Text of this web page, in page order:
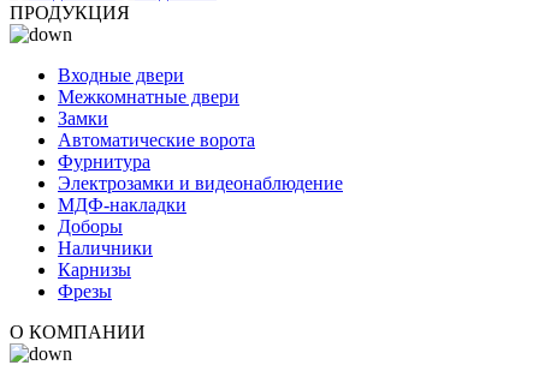
ПРОДУКЦИЯ
Входные двери
Межкомнатные двери
Замки
Автоматические ворота
Фурнитура
Электрозамки и видеонаблюдение
МДФ-накладки
Доборы
Наличники
Карнизы
Фрезы
О КОМПАНИИ